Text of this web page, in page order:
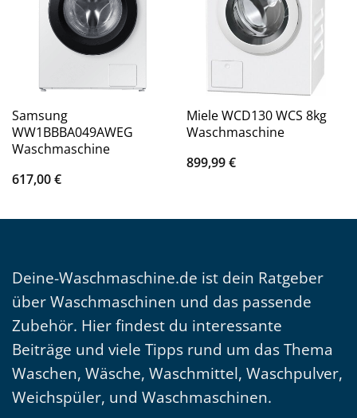
Samsung
WW1BBBA049AWEG
Waschmaschine
617,00€
Miele WCD130 WCS 8kg
Waschmaschine
899,99€
Deine-Waschmaschine.de ist dein Ratgeber
über Waschmaschinen und das passende
Zubehör. Hier findest du interessante
Beiträge und viele Tipps rund um das Thema
Waschen, Wäsche, Waschmittel, Waschpulver,
Weichspüler, und Waschmaschinen.